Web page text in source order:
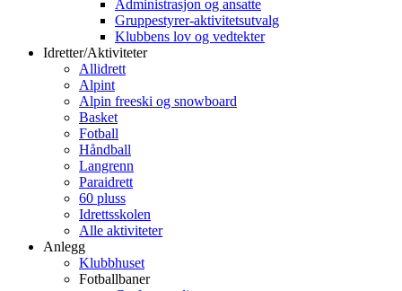
Administrasjon og ansatte
Gruppestyrer-aktivitetsutvalg
Klubbens lov og vedtekter
Idretter/Aktiviteter
Allidrett
Alpint
Alpin freeski og snowboard
Basket
Fotball
Håndball
Langrenn
Paraidrett
60 pluss
Idrettsskolen
Alle aktiviteter
Anlegg
Klubbhuset
Fotballbaner